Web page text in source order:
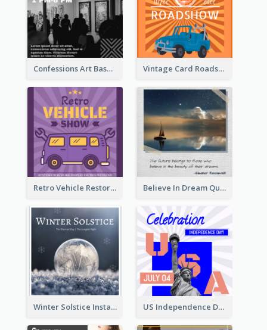
Confessions Art Basel Instagram Post Vintage Card Roadshow Instagram Post
Retro Vehicle Restoration Instagram Post Believe In Dream Quote Instagram Post
Winter Solstice Instagram Post US Independence Day Instagram Post